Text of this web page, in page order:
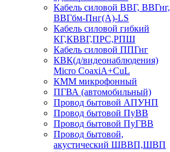
Кабель силовой ВВГ, ВВГнг,
ВВГбм-Пнг(А)-LS
Кабель силовой гибкий
КГ,КВВГ,ПРС,РПШ
Кабель силовой ППГнг
КВК(д/видеонаблюдения)
Micro CoaxiA+CuL
КММ микрофонный
ПГВА (автомобильный)
Провод бытовой АПУНП
Провод бытовой ПуВВ
Провод бытовой ПуГВВ
Провод бытовой,
акустический ШВВП,ШВП